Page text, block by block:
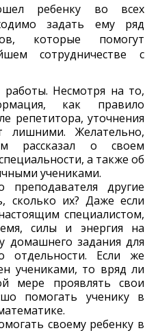
ребенку во всех
задать ему ряд
которые помогут
сотрудничестве с
Несмотря на то,
как правило
репетитора, уточнения
лишними. Желательно,
рассказал о своем
а также об
учениками.
другие
сколько их? Даже если
специалистом,
силы и энергия на
домашнего задания для
отдельности. Если же
учениками, то вряд ли
мере проявлять свои
помогать ученику в
своему ребенку в